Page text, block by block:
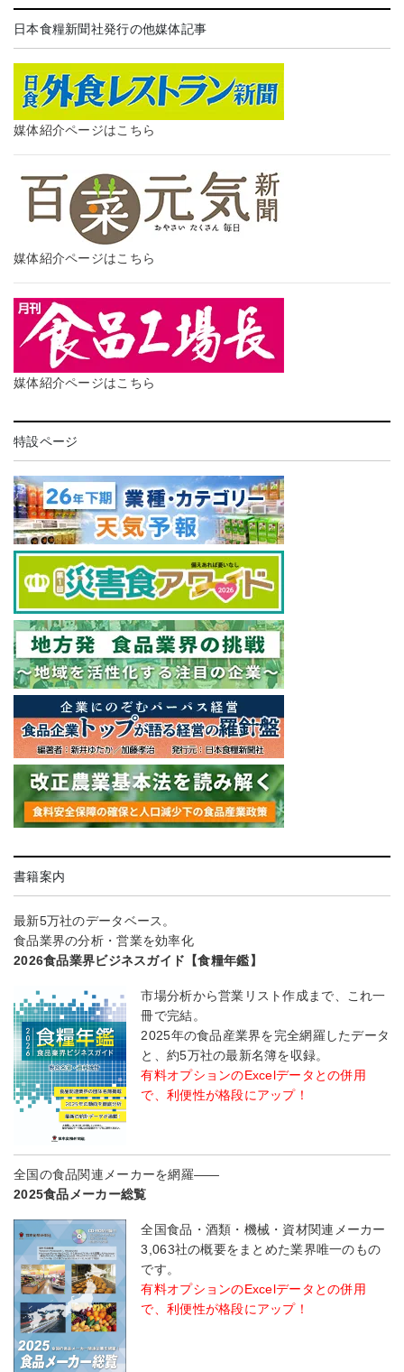
日本食糧新聞社発行の他媒体記事
媒体紹介ページはこちら
媒体紹介ページはこちら
媒体紹介ページはこちら
特設ページ
書籍案内
最新5万社のデータベース。
食品業界の分析・営業を効率化
2026食品業界ビジネスガイド【食糧年鑑】
市場分析から営業リスト作成まで、これ一
冊で完結。
2025年の食品産業界を完全網羅したデータ
と、約5万社の最新名簿を収録。
有料オプションのExcelデータとの併用
で、利便性が格段にアップ！
全国の食品関連メーカーを網羅――
2025食品メーカー総覧
全国食品・酒類・機械・資材関連メーカー
3,063社の概要をまとめた業界唯一のもの
です。
有料オプションのExcelデータとの併用
で、利便性が格段にアップ！